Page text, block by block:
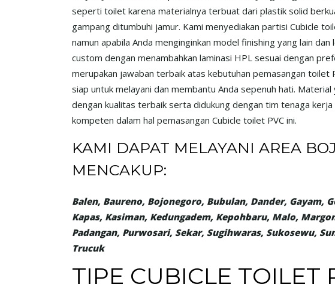
seperti toilet karena materialnya terbuat dari plastik solid
gampang ditumbuhi jamur. Kami menyediakan partisi Cubicle
namun apabila Anda menginginkan model finishing yang lain
custom dengan menambahkan laminasi HPL sesuai dengan
merupakan jawaban terbaik atas kebutuhan pemasangan toilet
siap untuk melayani dan membantu Anda sepenuh hati. Material
dengan kualitas terbaik serta didukung dengan tim tenaga
kompeten dalam hal pemasangan Cubicle toilet PVC ini.
KAMI DAPAT MELAYANI AREA
MENCAKUP:
Balen, Baureno, Bojonegoro, Bubulan, Dander, Gayam,
Kapas, Kasiman, Kedungadem, Kepohbaru, Malo,
Padangan, Purwosari, Sekar, Sugihwaras, Sukosewu,
Trucuk
TIPE CUBICLE TOILET